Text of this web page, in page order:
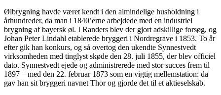
Ølbrygning havde været kendt i den almindelige husholdning i
århundreder, da man i 1840’erne arbejdede med en industriel
brygning af bayersk øl. I Randers blev der gjort adskillige forsøg, og
Johan Peter Lindahl etablerede bryggeri i Nordregrave i 1853. To år
efter gik han konkurs, og så overtog den ukendte Synnestvedt
virksomheden med tinglyst skøde den 28. juli 1855, der blev officiel
dato. Synnestvedt ejede og administrerede med stor succes frem til
1897 – med den 22. februar 1873 som en vigtig mellemstation: da
gav han sit bryggeri navnet Thor og gjorde det til et aktieselskab.